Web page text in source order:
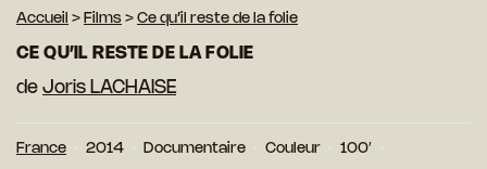
Accueil > Films > Ce qu’il reste de la folie
CE QU’IL RESTE DE LA FOLIE
de Joris LACHAISE
France 2014 Documentaire Couleur
100′